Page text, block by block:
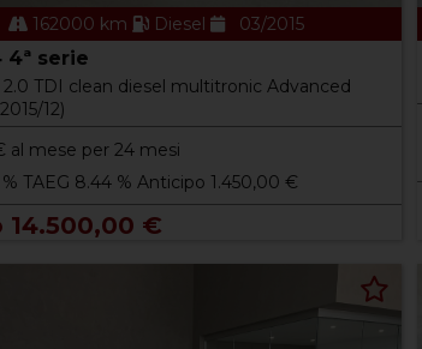
162000 km Diesel 03/2015
4ª serie
TDI clean diesel multitronic Advanced
12)
al mese per 24 mesi
TAEG 8.44 % Anticipo 1.450,00 €
14.500,00 €